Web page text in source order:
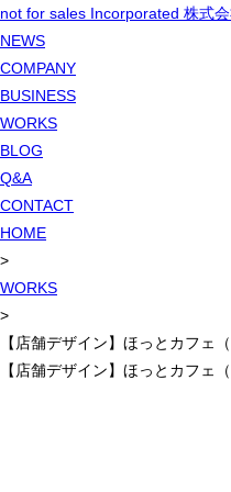
not for sales Incorporated 株式
NEWS
COMPANY
BUSINESS
WORKS
BLOG
Q&A
CONTACT
HOME
>
WORKS
>
【店舗デザイン】ほっとカフェ
【店舗デザイン】ほっとカフェ